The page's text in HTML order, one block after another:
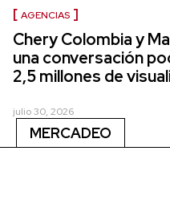
AGENCIAS
Chery Colombia y
una conversación
2,5 millones de
julio 30, 2026
MERCADEO